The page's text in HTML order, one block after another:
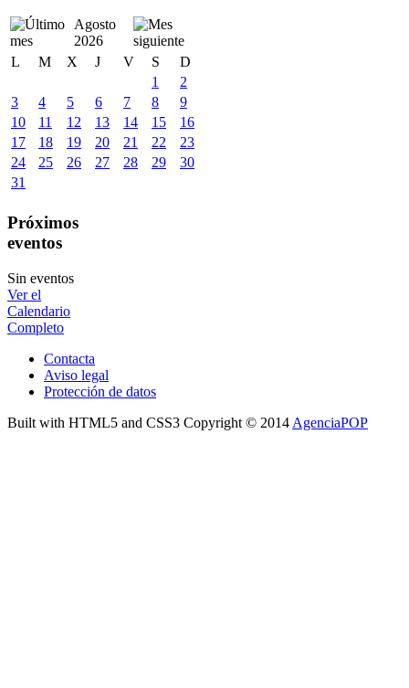
Agosto
2026
L
M X J V S
D
1
2
3
4 5 6 7 8
9
10
11 12 13 14 15
16
17
18 19 20 21 22
23
24
25 26 27 28 29
30
31
Próximos
eventos
Sin eventos
Ver el
Calendario
Completo
Contacta
Aviso legal
Protección de datos
Built with HTML5 and CSS3 Copyright © 2014 AgenciaPOP